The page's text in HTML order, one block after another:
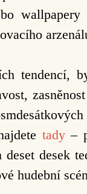
tendencí,
tady–
desek
hudební